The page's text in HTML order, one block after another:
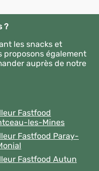
?
les snacks et
proposons également
auprès de notre
Fastfood
les-Mines
Fastfood Paray-
Fastfood Autun